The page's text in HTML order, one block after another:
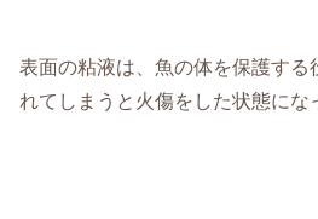
表面の粘液は、魚の体を保護する
れてしまうと火傷をした状態にな